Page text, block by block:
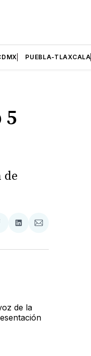
PUEBLA-TLAXCALA
5
de
Compartir
LinkedIn
Compartir
Email
de la